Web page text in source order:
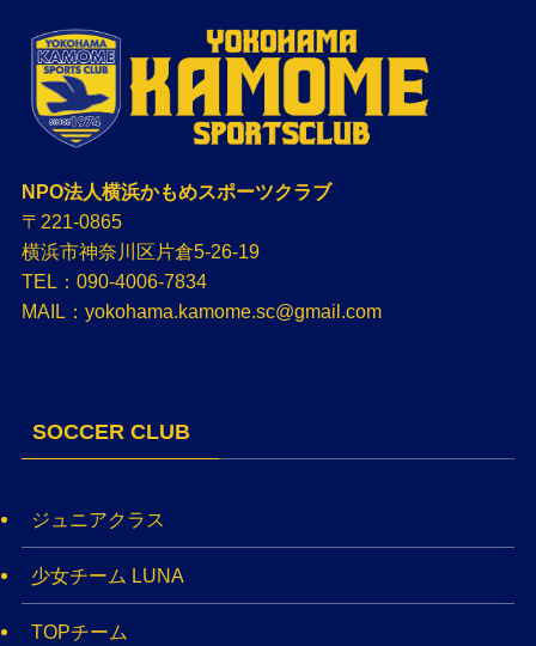
NPO法人横浜かもめスポーツクラブ
〒221-0865
横浜市神奈川区片倉5-26-19
TEL：090-4006-7834
MAIL：yokohama.kamome.sc@gmail.com
SOCCER CLUB
ジュニアクラス
少女チーム LUNA
TOPチーム